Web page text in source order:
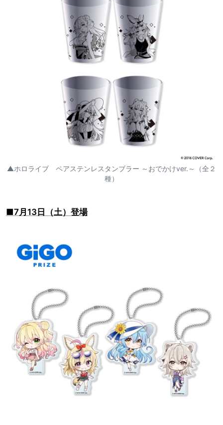
▲ホロライブ ペアステンレスタンブラー ～おでかけver.～（全２
種）
■7月13日（土）登場